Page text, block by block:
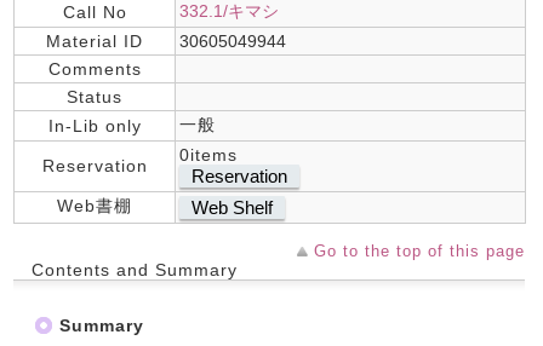
Call No
332.1/キマシ
Material ID
30605049944
Comments
Status
In-Lib only
一般
Reservation
0items
Reservation
Web書棚 Web Shelf
Go to the top of this page
Contents and Summary
Summary